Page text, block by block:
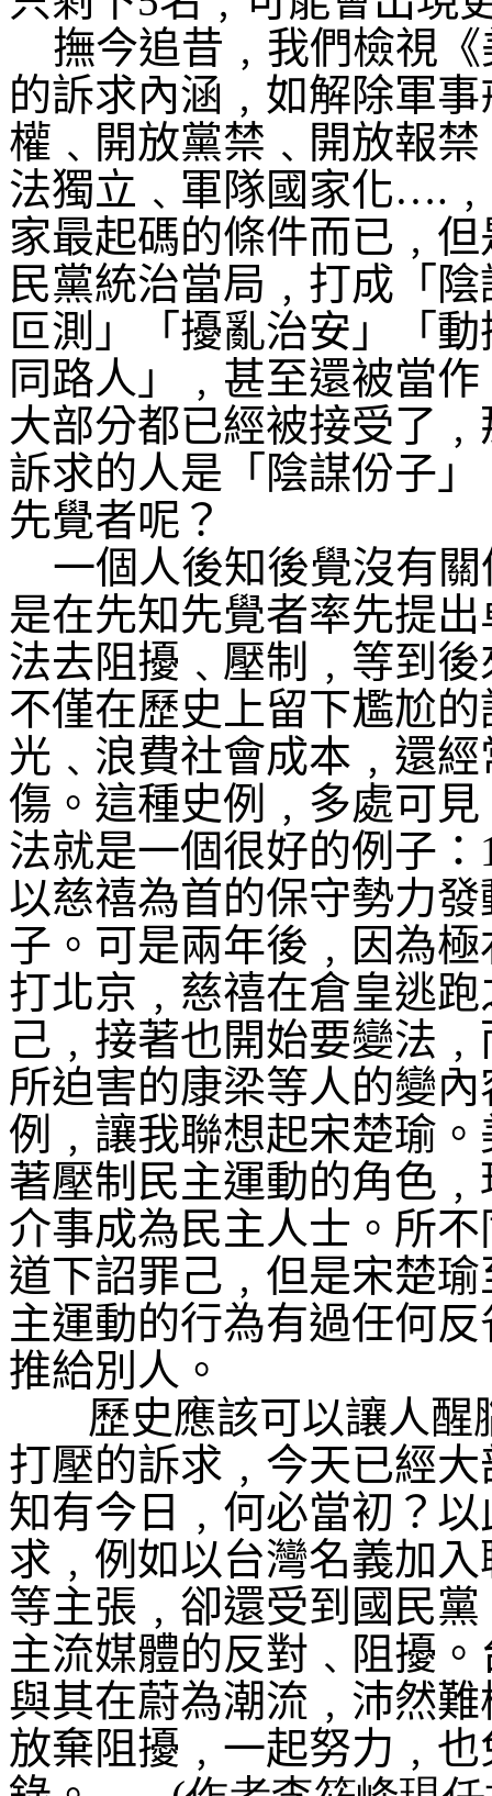
撫今追昔﹐我們檢視
的訴求內涵﹐如解除軍
權﹑開放黨禁﹑開放報
法獨立﹑軍隊國家化….
家最起碼的條件而已﹐
民黨統治當局﹐打成「
叵測」「擾亂治安」「
同路人」﹐甚至還被當
大部分都已經被接受了
訴求的人是「陰謀份子
先覺者呢？
一個人後知後覺沒有
是在先知先覺者率先提
法去阻擾﹑壓制﹐等到
不僅在歷史上留下尷尬
光﹑浪費社會成本﹐還
傷。這種史例﹐多處可
法就是一個很好的例子：
以慈禧為首的保守勢力
子。可是兩年後﹐因為
打北京﹐慈禧在倉皇逃
己﹐接著也開始要變法
所迫害的康梁等人的變
例﹐讓我聯想起宋楚瑜
著壓制民主運動的角色
介事成為民主人士。所
道下詔罪己﹐但是宋楚
主運動的行為有過任何
推給別人。
歷史應該可以讓人
打壓的訴求﹐今天已經
知有今日﹐何必當初？
求﹐例如以台灣名義加
等主張﹐卻還受到國民黨
主流媒體的反對﹑阻擾
與其在蔚為潮流﹐沛然
放棄阻擾﹐一起努力﹐